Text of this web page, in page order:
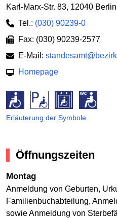
Karl-Marx-Str. 83, 12040 Berlin
Tel.: (030) 90239-0
Fax: (030) 90239-2577
E-Mail:
Homepage
Erläuterung der Symbole
Öffnungszeiten
Montag
Anmeldung von Geburten,
Familienbuchabteilung,
sowie Anmeldung von